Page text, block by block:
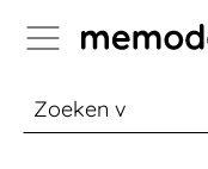
naar navigatie B2B-
% Sale